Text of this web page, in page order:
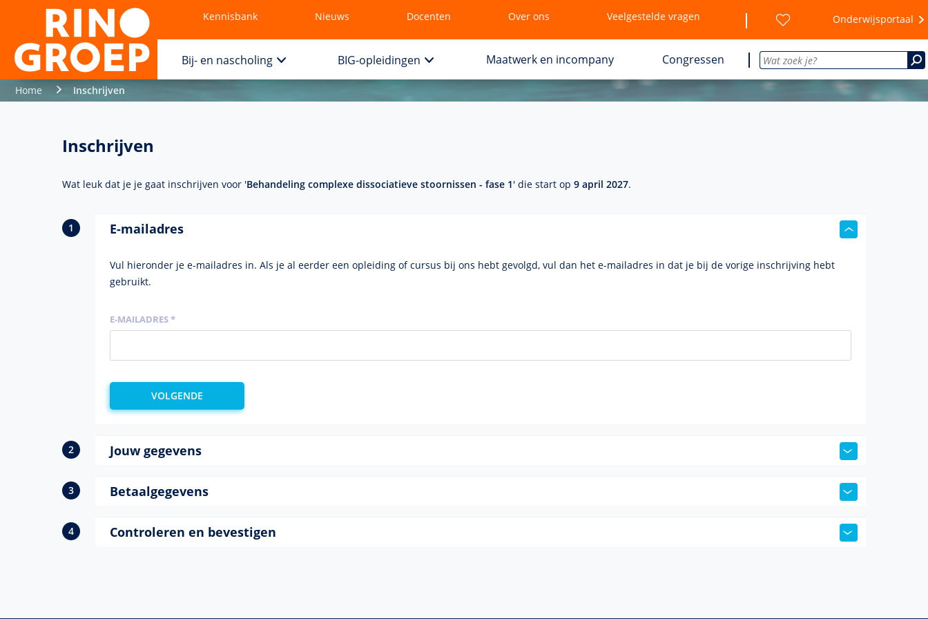
Kennisbank Nieuws Docenten Over ons Veelgestelde vragen Onderwijsportaal
Bij- en nascholing BIG-opleidingen Maatwerk en incompany Congressen
Home Inschrijven
Inschrijven
Wat leuk dat je je gaat inschrijven voor 'Behandeling complexe dissociatieve stoornissen - fase 1' die start op 9 april 2027.
E-mailadres
Vul hieronder je e-mailadres in. Als je al eerder een opleiding of cursus bij ons hebt gevolgd, vul dan het e-mailadres in dat je bij de vorige inschrijving hebt
gebruikt.
E-MAILADRES *
Jouw gegevens
Betaalgegevens
Controleren en bevestigen